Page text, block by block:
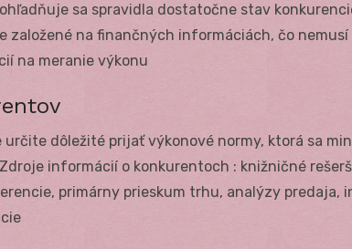
sa spravidla dostatočne stav
založené na finančných informáciách, čo
na meranie výkonu
dôležité prijať výkonové normy, ktorá sa
informácií o konkurentoch : knižničné
primárny prieskum trhu, analýzy predaja,